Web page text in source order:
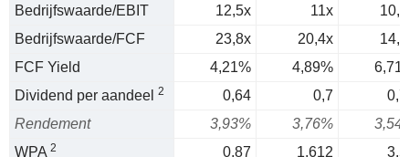
Bedrijfswaarde/EBIT
12,5x 11x
Bedrijfswaarde/FCF
23,8x 20,4x
FCF Yield
4,21% 4,89%
Dividend per aandeel 2 0,64 0,7
Rendement
3,93% 3,76%
WPA 2 0,87 1,612